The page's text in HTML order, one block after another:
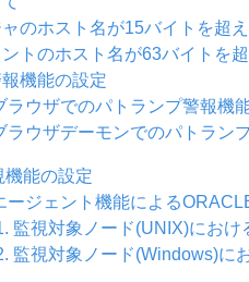
のホスト名が15バイトを超
トのホスト名が63バイトを
機能の設定
ラウザでのパトランプ警報機
ラウザデーモンでのパトラン
能の設定
ージェント機能による
監視対象ノード(UNIX)にお
監視対象ノード(Windows)に